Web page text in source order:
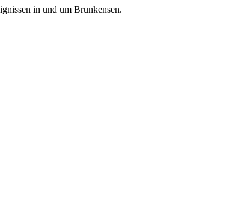
in und um Brunkensen.